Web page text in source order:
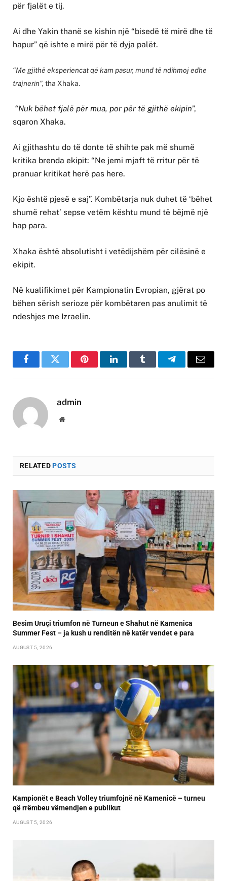
për fjalët e tij.
Ai dhe Yakin thanë se kishin një “bisedë të mirë dhe të
hapur” që ishte e mirë për të dyja palët.
“Me gjithë eksperiencat që kam pasur, mund të ndihmoj edhe
trajnerin”, tha Xhaka.
“Nuk bëhet fjalë për mua, por për të gjithë ekipin”,
sqaron Xhaka.
Ai gjithashtu do të donte të shihte pak më shumë
kritika brenda ekipit: “Ne jemi mjaft të rritur për të
pranuar kritikat herë pas here.
Kjo është pjesë e saj”. Kombëtarja nuk duhet të ‘bëhet
shumë rehat’ sepse vetëm kështu mund të bëjmë një
hap para.
Xhaka është absolutisht i vetëdijshëm për cilësinë e
ekipit.
Në kualifikimet për Kampionatin Evropian, gjërat po
bëhen sërish serioze për kombëtaren pas anulimit të
ndeshjes me Izraelin.
FacebookTwitter PinterestLinkedInTumblr TelegramEmail
admin
Website
RELATEDPOSTS
Besim Uruçi triumfon në Turneun e Shahut në Kamenica
Summer Fest – ja kush u renditën në katër vendet e para
AUGUST 5, 2026
Kampionët e Beach Volley triumfojnë në Kamenicë – turneu
që rrëmbeu vëmendjen e publikut
AUGUST 5, 2026